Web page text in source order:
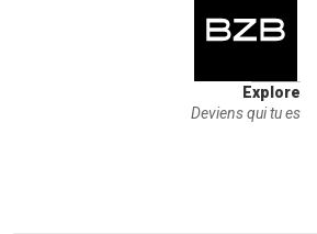
Explore
Deviens qui tu es